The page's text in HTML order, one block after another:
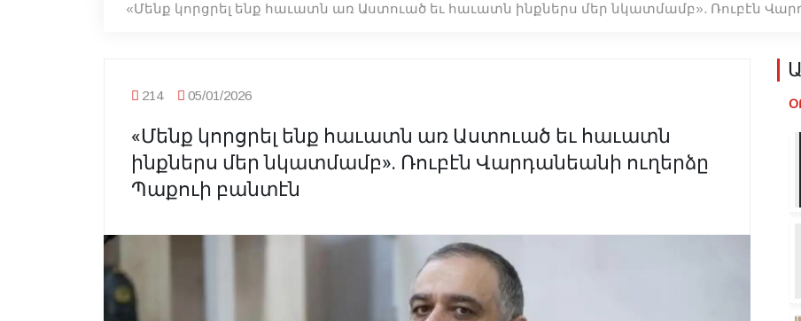
«Մենք կորցրել ենք հաւատն առ Աստուած եւ հաւատն ինքներս մեր նկատմամբ». Ռուբէն
214 05/01/2026
«Մենք կորցրել ենք հաւատն առ Աստուած եւ հաւատն
ինքներս մեր նկատմամբ». Ռուբէն Վարդանեանի ուղերձը
Պաքուի բանտէն